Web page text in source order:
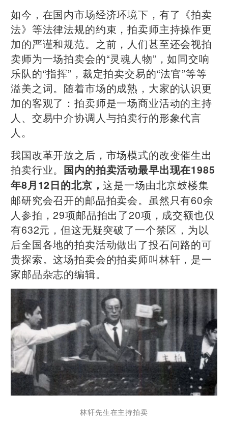
如今，在国内市场经济环境下，有了《拍卖
法》等法律法规的约束，拍卖师主持操作更
加的严谨和规范。之前，人们甚至还会视拍
卖师为一场拍卖会的“灵魂人物”，如同交响
乐队的“指挥”，裁定拍卖交易的“法官”等等
溢美之词。随着市场的成熟，大家的认识更
加的客观了：拍卖师是一场商业活动的主持
人、交易中介协调人与拍卖行的形象代言
人。
我国改革开放之后，市场模式的改变催生出
拍卖行业。 国内的拍卖活动最早出现在1985
年8月12日的北京，这是一场由北京鼓楼集
邮研究会召开的邮品拍卖会。虽然只有60余
人参拍，29项邮品拍出了20项，成交额也仅
有632元，但这无疑突破了一个禁区，为以
后全国各地的拍卖活动做出了投石问路的可
贵探索。这场拍卖会的拍卖师叫林轩，是一
家邮品杂志的编辑。
林轩先生在主持拍卖